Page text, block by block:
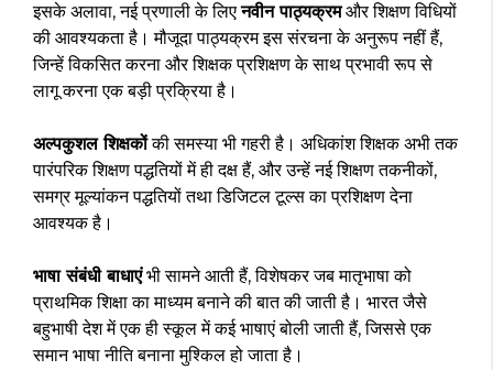
इसके अलावा, नई प्रणाली के लिएनवीन पाठ्यक्रमऔर शिक्षण विधियों
की आवश्यकता है। मौजूदा पाठ्यक्रम इस संरचना के अनुरूप नहीं हैं,
जिन्हें विकसित करना और शिक्षक प्रशिक्षण के साथ प्रभावी रूप से
लागू करना एक बड़ी प्रक्रिया है।
अल्पकुशल शिक्षकोंकी समस्या भी गहरी है। अधिकांश शिक्षक अभी तक
पारंपरिक शिक्षण पद्धतियों में ही दक्ष हैं, और उन्हें नई शिक्षण तकनीकों,
समग्र मूल्यांकन पद्धतियों तथा डिजिटल टूल्स का प्रशिक्षण देना
आवश्यक है।
भाषा संबंधी बाधाएंभी सामने आती हैं, विशेषकर जब मातृभाषा को
प्राथमिक शिक्षा का माध्यम बनाने की बात की जाती है। भारत जैसे
बहुभाषी देश में एक ही स्कूल में कई भाषाएं बोली जाती हैं, जिससे एक
समान भाषा नीति बनाना मुश्किल हो जाता है।